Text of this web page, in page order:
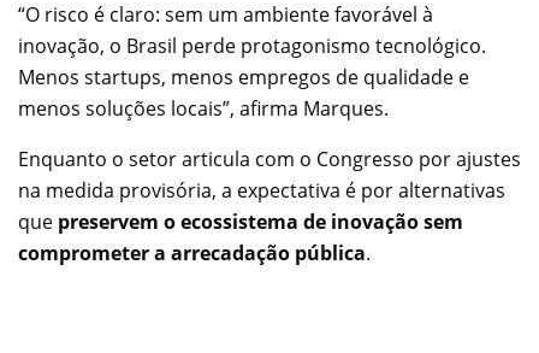
“O risco é claro: sem um ambiente favorável à
inovação, o Brasil perde protagonismo tecnológico.
Menos startups, menos empregos de qualidade e
menos soluções locais”, afirma Marques.
Enquanto o setor articula com o Congresso por ajustes
na medida provisória, a expectativa é por alternativas
que preservem o ecossistema de inovação sem
comprometer a arrecadação pública.